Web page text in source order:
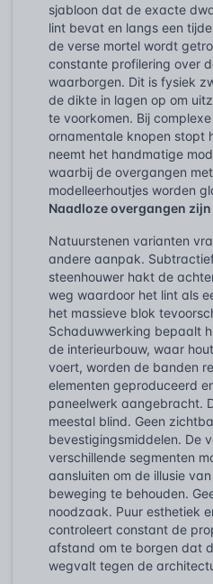
sjabloon dat de exacte
lint bevat en langs een
de verse mortel wordt
constante profilering over
waarborgen. Dit is fysiek
de dikte in lagen op om
te voorkomen. Bij
ornamentale knopen stopt
neemt het handmatige
waarbij de overgangen
modelleerhoutjes worden
Naadloze overgangen
Natuurstenen varianten
andere aanpak.
steenhouwer hakt de
weg waardoor het lint als
het massieve blok
Schaduwwerking bepaalt
de interieurbouw, waar
voert, worden de banden
elementen geproduceerd
paneelwerk aangebracht.
meestal blind. Geen
bevestigingsmiddelen. De
verschillende segmenten
aansluiten om de illusie
beweging te behouden.
noodzaak. Puur esthetiek
controleert constant de
afstand om te borgen dat
wegvalt tegen de